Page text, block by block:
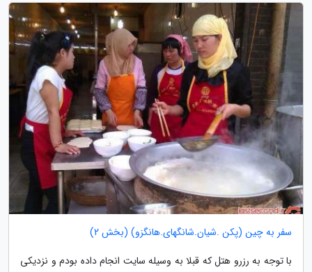
سفر به چین (پکن .شیان.شانگهای.هانگزو) (بخش 2)
با توجه به رزرو هتل که قبلا به وسیله سایت انجام داده بودم و نزدیکی